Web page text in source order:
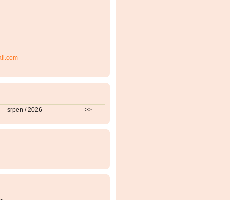
srpen / 2026 >>